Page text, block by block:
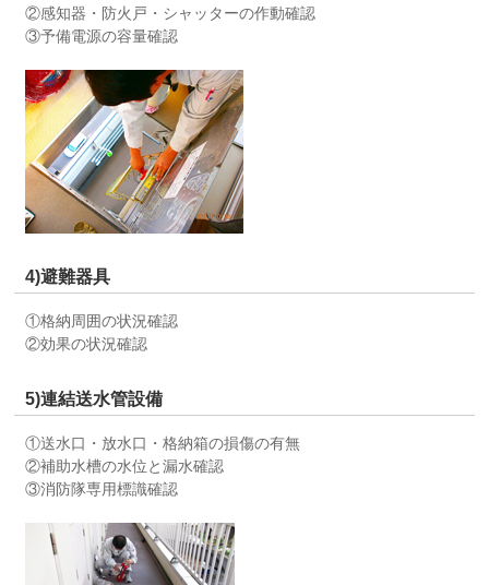
②感知器・防火戸・シャッターの作動確認
③予備電源の容量確認
4)避難器具
①格納周囲の状況確認
②効果の状況確認
5)連結送水管設備
①送水口・放水口・格納箱の損傷の有無
②補助水槽の水位と漏水確認
③消防隊専用標識確認